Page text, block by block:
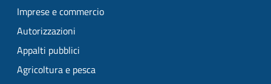
Imprese e commercio
Autorizzazioni
Appalti pubblici
Agricoltura e pesca